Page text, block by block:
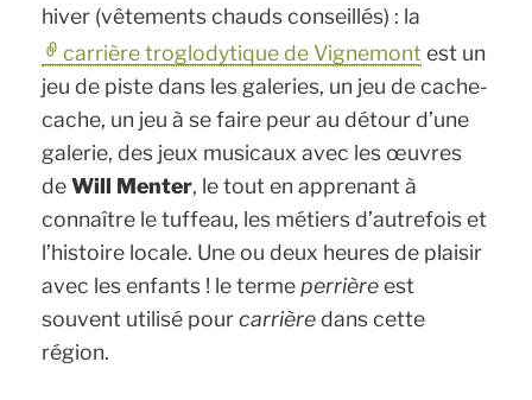
hiver (vêtements chauds conseillés) : la
carrière troglodytique de Vignemontest un
jeu de piste dans les galeries, un jeu de cache-
cache, un jeu à se faire peur au détour d’une
galerie, des jeux musicaux avec les œuvres
deWill Menter, le tout en apprenant à
connaître le tuffeau, les métiers d’autrefois et
l’histoire locale. Une ou deux heures de plaisir
avec les enfants ! le terme perrièreest
souvent utilisé pourcarrièredans cette
région.